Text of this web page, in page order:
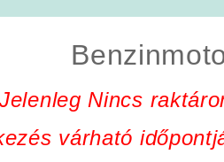
Jelenleg Nincs
várható